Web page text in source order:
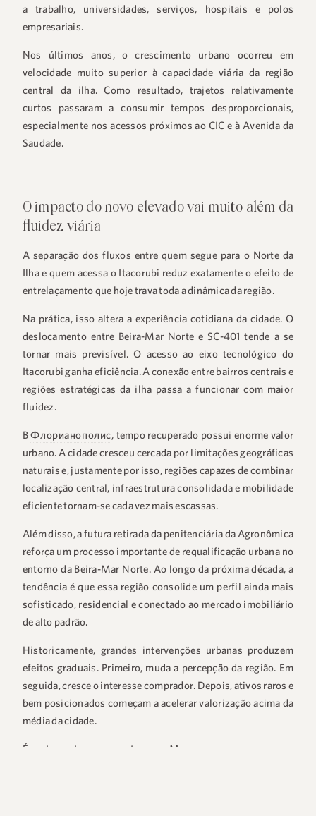
a trabalho, universidades, serviços, hospitais e polos
empresariais.
Nos últimos anos, o crescimento urbano ocorreu em
velocidade muito superior à capacidade viária da região
central da ilha. Como resultado, trajetos relativamente
curtos passaram a consumir tempos desproporcionais,
especialmente nos acessos próximos ao CIC e à Avenida da
Saudade.
O impacto do novo elevado vai muito além da
fluidez viária
A separação dos fluxos entre quem segue para o Norte da
Ilha e quem acessa o Itacorubi reduz exatamente o efeito de
entrelaçamento que hoje trava toda a dinâmica da região.
Na prática, isso altera a experiência cotidiana da cidade. O
deslocamento entre Beira-Mar Norte e SC-401 tende a se
tornar mais previsível. O acesso ao eixo tecnológico do
Itacorubi ganha eficiência. A conexão entre bairros centrais e
regiões estratégicas da ilha passa a funcionar com maior
fluidez.
ВФлорианополис, tempo recuperado possui enorme valor
urbano. A cidade cresceu cercada por limitações geográficas
naturais e, justamente por isso, regiões capazes de combinar
localização central, infraestrutura consolidada e mobilidade
eficiente tornam-se cada vez mais escassas.
Além disso, a futura retirada da penitenciária da Agronômica
reforça um processo importante de requalificação urbana no
entorno da Beira-Mar Norte. Ao longo da próxima década, a
tendência é que essa região consolide um perfil ainda mais
sofisticado, residencial e conectado ao mercado imobiliário
de alto padrão.
Historicamente, grandes intervenções urbanas produzem
efeitos graduais. Primeiro, muda a percepção da região. Em
seguida, cresce o interesse comprador. Depois, ativos raros e
bem posicionados começam a acelerar valorização acima da
média da cidade.
É exatamente nesse ponto que o Милан
+55 48 99660 6799